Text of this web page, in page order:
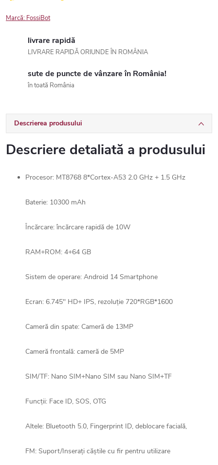
Marcă: FossiBot
livrare rapidă
LIVRARE RAPIDĂ ORIUNDE ÎN ROMÂNIA
sute de puncte de vânzare în România!
în toată România
Descrierea produsului
Descriere detaliată a produsului
Procesor: MT8768 8*Cortex-A53 2.0 GHz + 1.5 GHz
Baterie: 10300 mAh
Încărcare: încărcare rapidă de 10W
RAM+ROM: 4+64 GB
Sistem de operare: Android 14 Smartphone
Ecran: 6.745'' HD+ IPS, rezoluție 720*RGB*1600
Cameră din spate: Cameră de 13MP
Cameră frontală: cameră de 5MP
SIM/TF: Nano SIM+Nano SIM sau Nano SIM+TF
Funcții: Face ID, SOS, OTG
Altele: Bluetooth 5.0, Fingerprint ID, deblocare facială,
FM: Suport/Inserați căștile cu fir pentru utilizare